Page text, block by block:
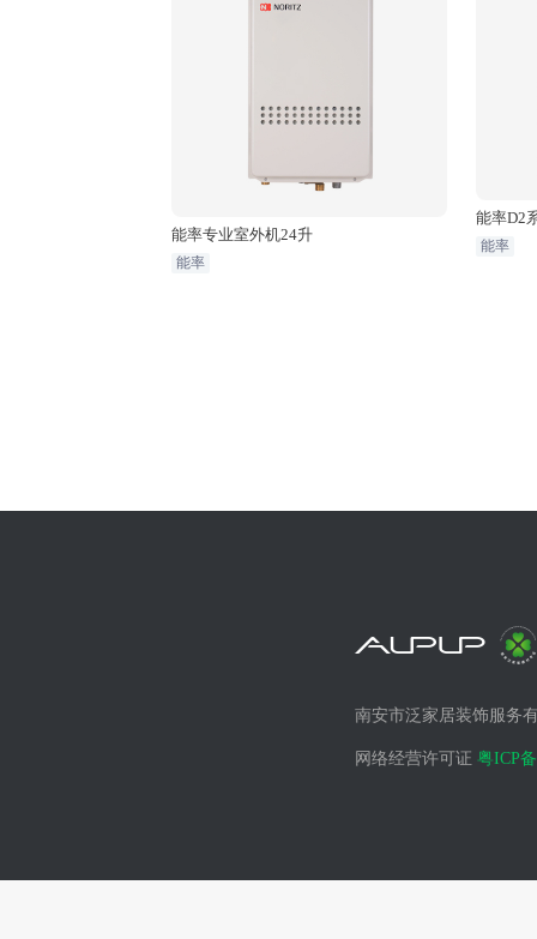
能率专业室外机24升
能率
能率D2
能率
南安市泛家居装饰服务
网络经营许可证 粤ICP